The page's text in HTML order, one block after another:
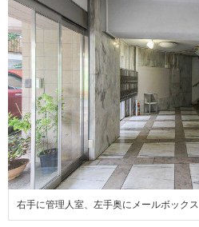
右手に管理人室、左手奥にメールボックス